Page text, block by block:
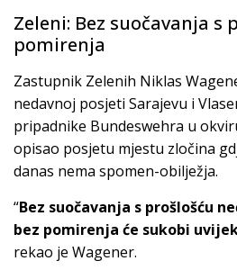
Zeleni: Bez suočavanja s
pomirenja
Zastupnik Zelenih Niklas
nedavnoj posjeti Sarajevu i
pripadnike Bundeswehra u
opisao posjetu mjestu zločina
danas nema spomen-obilježja.
“Bez suočavanja s prošlošću
bez pomirenja će sukobi
rekao je Wagener.